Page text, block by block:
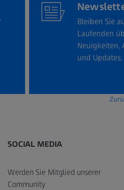
Bleiben Sie
Laufenden
Neuigkeiten,
und Updates.
SOCIAL MEDIA
Werden Sie Mitglied unserer
Community